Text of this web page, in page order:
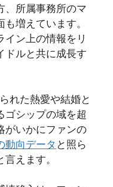
、所属事務所のマ
増えています。
イン上の情報をリ
ドルと共に成長す
れた熱愛や結婚と
ゴシップの域を超
がいかにファンの
動向データ と照ら
えます。